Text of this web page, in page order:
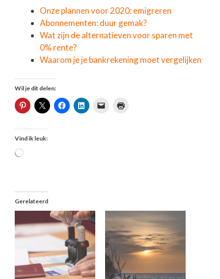
Onze plannen voor 2020: emigreren
Abonnementen: duur gemak?
Wat zijn de alternatieven voor sparen met
0% rente?
Waarom je je bankrekening moet vergelijken
Wil je dit delen:
Vind ik leuk:
Aan
Gerelateerd